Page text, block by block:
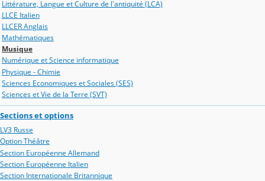
Littérature, Langue et Culture de l'antiquité (LCA)
LLCE Italien
LLCER Anglais
Mathématiques
Musique
Numérique et Science informatique
Physique - Chimie
Sciences Economiques et Sociales (SES)
Sciences et Vie de la Terre (SVT)
Sections et options
LV3 Russe
Option Théâtre
Section Européenne Allemand
Section Européenne Italien
Section Internationale Britannique